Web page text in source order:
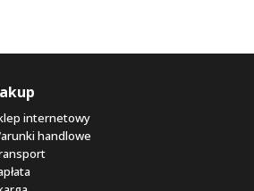
internetowy
handlowe